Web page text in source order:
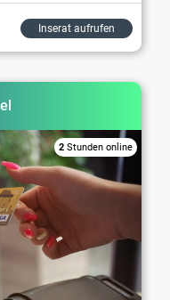
Inserat aufrufen
2 Stunden online